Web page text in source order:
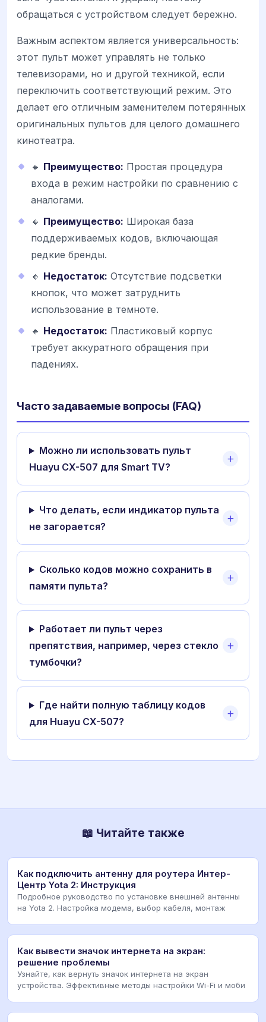
обращаться с устройством следует бережно.
Важным аспектом является универсальность:
этот пульт может управлять не только
телевизорами, но и другой техникой, если
переключить соответствующий режим. Это
делает его отличным заменителем потерянных
оригинальных пультов для целого домашнего
кинотеатра.
🔸 Преимущество: Простая процедура
входа в режим настройки по сравнению с
аналогами.
🔸 Преимущество: Широкая база
поддерживаемых кодов, включающая
редкие бренды.
🔸 Недостаток: Отсутствие подсветки
кнопок, что может затруднить
использование в темноте.
🔸 Недостаток: Пластиковый корпус
требует аккуратного обращения при
падениях.
Часто задаваемые вопросы (FAQ)
Можно ли использовать пульт
Huayu CX-507 для Smart TV?
Что делать, если индикатор пульта
не загорается?
Сколько кодов можно сохранить в
памяти пульта?
Работает ли пульт через
препятствия, например, через стекло
тумбочки?
Где найти полную таблицу кодов
для Huayu CX-507?
📖 Читайте также
Как подключить антенну для роутера Интер-
Центр Yota 2: Инструкция
Подробное руководство по установке внешней антенны
на Yota 2. Настройка модема, выбор кабеля, монтаж
Как вывести значок интернета на экран:
решение проблемы
Узнайте, как вернуть значок интернета на экран
устройства. Эффективные методы настройки Wi-Fi и моби